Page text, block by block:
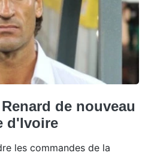
de nouveau
d'Ivoire
les commandes de la